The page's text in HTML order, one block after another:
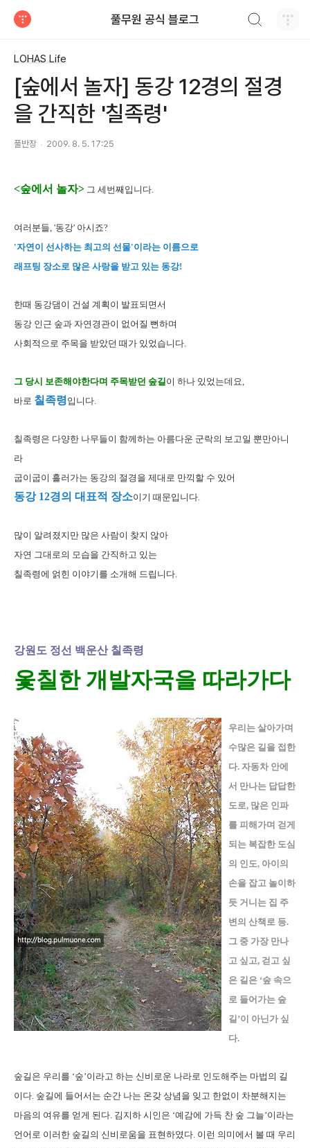
풀무원 공식 블로그
LOHAS Life
[숲에서 놀자] 동강 12경의 절경
을 간직한 '칠족령'
풀반장 2009. 8. 5. 17:25
<숲에서 놀자> 그 세번째입니다.
여러분들, '동강' 아시죠?
'자연이 선사하는 최고의 선물'이라는 이름으로
래프팅 장소로 많은 사랑을 받고 있는 동강!
한때 동강댐이 건설 계획이 발표되면서
동강 인근 숲과 자연경관이 없어질 뻔하며
사회적으로 주목을 받았던 때가 있었습니다.
그 당시 보존해야한다며 주목받던 숲길이 하나 있었는데요,
바로 칠족령입니다.
칠족령은 다양한 나무들이 함께하는 아름다운 군락의 보고일 뿐만아니
라
굽이굽이 흘러가는 동강의 절경을 제대로 만끽할 수 있어
동강 12경의 대표적 장소이기 때문입니다.
많이 알려졌지만 많은 사람이 찾지 않아
자연 그대로의 모습을 간직하고 있는
칠족령에 얽힌 이야기를 소개해 드립니다.
강원도 정선 백운산 칠족령
옻칠한 개발자국을 따라가다
우리는 살아가며
수많은 길을 접한
다. 자동차 안에
서 만나는 답답한
도로, 많은 인파
를 피해가며 걷게
되는 복잡한 도심
의 인도, 아이의
손을 잡고 놀이하
듯 거니는 집 주
변의 산책로 등.
그 중 가장 만나
고 싶고, 걷고 싶
은 길은 ‘숲 속으
로 들어가는 숲
길’이 아닌가 싶
다.
숲길은 우리를 ‘숲’이라고 하는 신비로운 나라로 인도해주는 마법의 길
이다. 숲길에 들어서는 순간 나는 온갖 상념을 잊고 한없이 차분해지는
마음의 여유를 얻게 된다. 김지하 시인은 ‘예감에 가득 찬 숲 그늘’이라는
언어로 이러한 숲길의 신비로움을 표현하였다. 이런 의미에서 볼 때 우리